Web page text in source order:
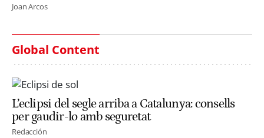
Joan Arcos
Global Content
L’eclipsi del segle arriba a Catalunya: consells
per gaudir-lo amb seguretat
Redacción